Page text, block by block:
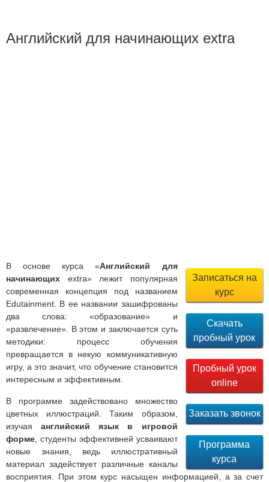
Английский для начинающих extra
Записаться на
курс
Скачать
пробный урок
Пробный урок
online
Заказать звонок
Программа
курса
В основе курса «Английский для
начинающих extra» лежит популярная
современная концепция под названием
Edutainment. В ее названии зашифрованы
два слова: «образование» и
«развлечение». В этом и заключается суть
методики: процесс обучения
превращается в некую коммуникативную
игру, а это значит, что обучение становится
интересным и эффективным.
В программе задействовано множество
цветных иллюстраций. Таким образом,
изучаяанглийский язык в игровой
форме , студенты эффективней усваивают
новые знания, ведь иллюстративный
материал задействует различные каналы
восприятия. При этом курс насыщен информацией, а за счет